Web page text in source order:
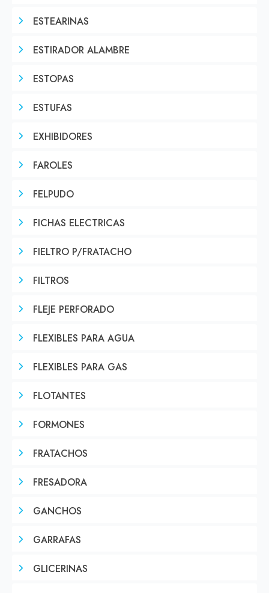
ESTEARINAS
ESTIRADOR ALAMBRE
ESTOPAS
ESTUFAS
EXHIBIDORES
FAROLES
FELPUDO
FICHAS ELECTRICAS
FIELTRO P/FRATACHO
FILTROS
FLEJE PERFORADO
FLEXIBLES PARA AGUA
FLEXIBLES PARA GAS
FLOTANTES
FORMONES
FRATACHOS
FRESADORA
GANCHOS
GARRAFAS
GLICERINAS